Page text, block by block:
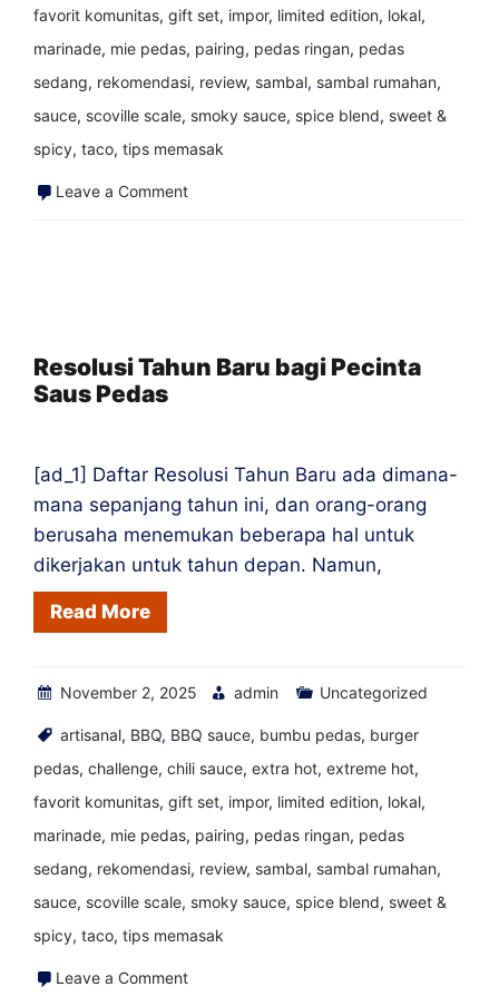
favorit komunitas, gift set, impor, limited edition, lokal,
marinade, mie pedas, pairing, pedas ringan, pedas
sedang, rekomendasi, review, sambal, sambal rumahan,
sauce, scoville scale, smoky sauce, spice blend, sweet &
spicy, taco, tips memasak
Leave a Commenton
Pedas
Resolusi Tahun Baru bagi Pecinta
Saus Pedas
[ad_1] Daftar Resolusi Tahun Baru ada dimana-
mana sepanjang tahun ini, dan orang-orang
berusaha menemukan beberapa hal untuk
dikerjakan untuk tahun depan. Namun,
Read More
November 2, 2025 admin Uncategorized
artisanal, BBQ, BBQ sauce, bumbu pedas, burger
pedas, challenge, chili sauce, extra hot, extreme hot,
favorit komunitas, gift set, impor, limited edition, lokal,
marinade, mie pedas, pairing, pedas ringan, pedas
sedang, rekomendasi, review, sambal, sambal rumahan,
sauce, scoville scale, smoky sauce, spice blend, sweet &
spicy, taco, tips memasak
Leave a Commenton